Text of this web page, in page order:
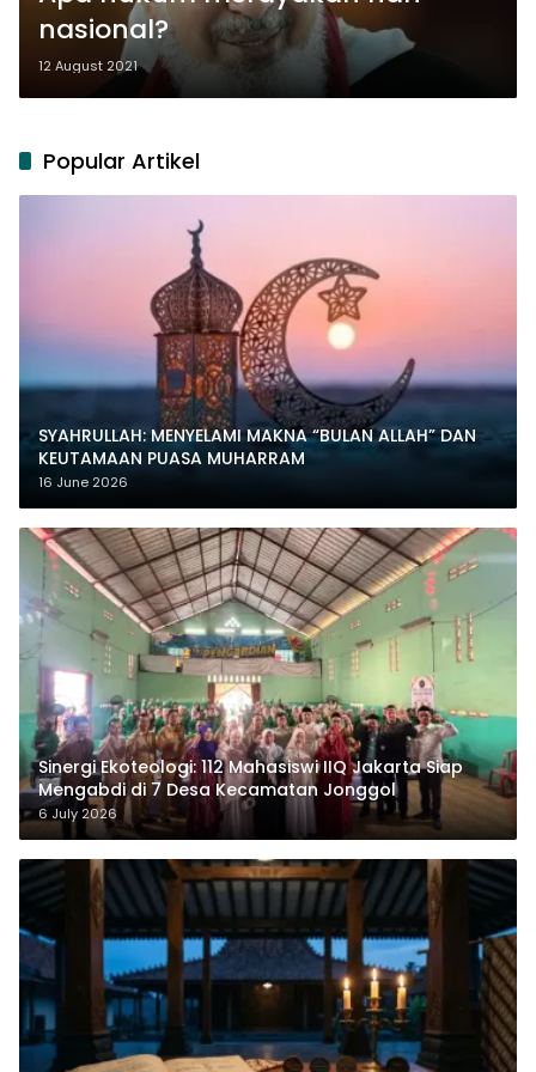
nasional?
12 August 2021
Popular Artikel
SYAHRULLAH: MENYELAMI MAKNA “BULAN ALLAH” DAN
KEUTAMAAN PUASA MUHARRAM
16 June 2026
‎Sinergi Ekoteologi: 112 Mahasiswi IIQ Jakarta Siap
Mengabdi di 7 Desa Kecamatan Jonggol
6 July 2026